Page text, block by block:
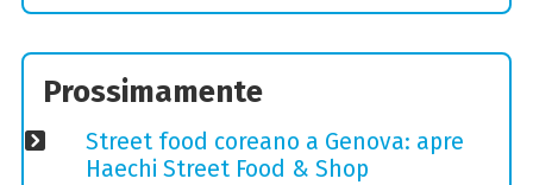
Prossimamente
Street food coreano a Genova: apre
Haechi Street Food & Shop